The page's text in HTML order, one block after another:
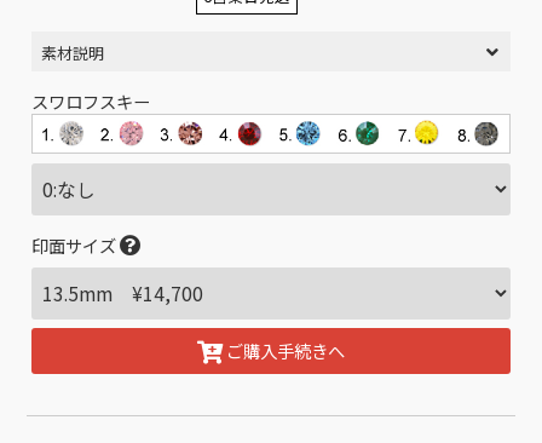
素材説明
スワロフスキー
印面サイズ
ご購入手続きへ